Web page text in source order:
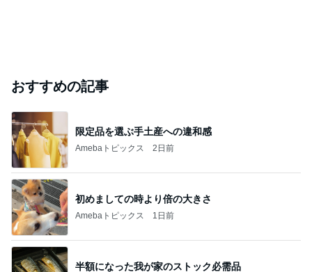
おすすめの記事
限定品を選ぶ手土産への違和感
Amebaトピックス 2日前
初めましての時より倍の大きさ
Amebaトピックス 1日前
半額になった我が家のストック必需品